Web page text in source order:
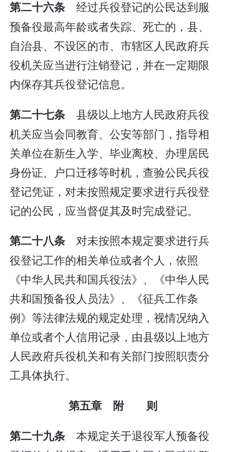
第二十六条经过兵役登记的公民达到服
预备役最高年龄或者失踪、死亡的，县、
自治县、不设区的市、市辖区人民政府兵
役机关应当进行注销登记，并在一定期限
内保存其兵役登记信息。
第二十七条县级以上地方人民政府兵役
机关应当会同教育、公安等部门，指导相
关单位在新生入学、毕业离校、办理居民
身份证、户口迁移等时机，查验公民兵役
登记凭证，对未按照规定要求进行兵役登
记的公民，应当督促其及时完成登记。
第二十八条对未按照本规定要求进行兵
役登记工作的相关单位或者个人，依照
《中华人民共和国兵役法》、《中华人民
共和国预备役人员法》、《征兵工作条
例》等法律法规的规定处理，视情况纳入
单位或者个人信用记录，由县级以上地方
人民政府兵役机关和有关部门按照职责分
工具体执行。
第五章 附 则
第二十九条 本规定关于退役军人预备役